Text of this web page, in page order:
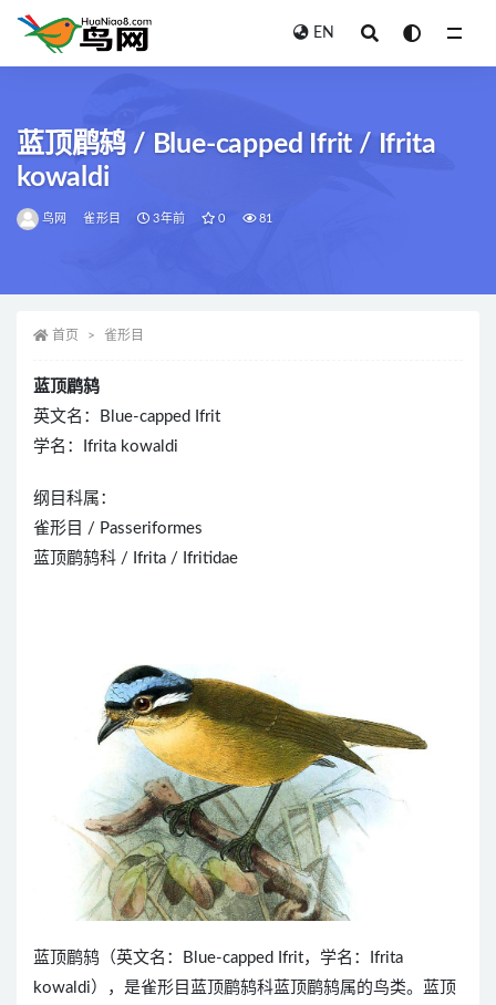
EN
蓝顶鹛鸫 / Blue-capped Ifrit / Ifrita
kowaldi
鸟网 雀形目 3年前 0 81
首页 雀形目
蓝顶鹛鸫
英文名：Blue-capped Ifrit
学名：Ifrita kowaldi
纲目科属：
雀形目 / Passeriformes
蓝顶鹛鸫科 / Ifrita / Ifritidae
蓝顶鹛鸫（英文名：Blue-capped Ifrit，学名：Ifrita
kowaldi），是雀形目蓝顶鹛鸫科蓝顶鹛鸫属的鸟类。蓝顶